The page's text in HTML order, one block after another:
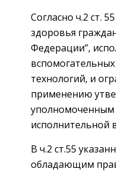
Согласно ч.2 ст.
здоровья
Федерации”,
технологий, и
применению
исполнительной
В ч.2 ст.55
обладающим